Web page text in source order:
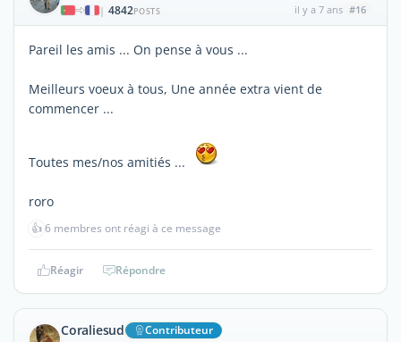
| 4842POSTS il y a 7 ans #16
Pareil les amis ... On pense à vous ...
Meilleurs voeux à tous, Une année extra vient de
commencer ...
Toutes mes/nos amitiés ...
roro
👍6 membres ont réagi à ce message
Réagir Répondre
Coraliesud Contributeur